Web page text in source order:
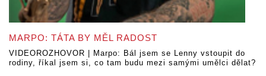
MARPO: TÁTA BY MĚL RADOST
VIDEOROZHOVOR | Marpo: Bál jsem se Lenny vstoupit do
rodiny, říkal jsem si, co tam budu mezi samými umělci dělat?